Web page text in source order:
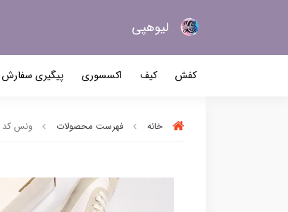
لیو‌هپی
کفش کیف اکسسوری پیگیری سفارش
خانه فهرست محصولات ونس کد 2892